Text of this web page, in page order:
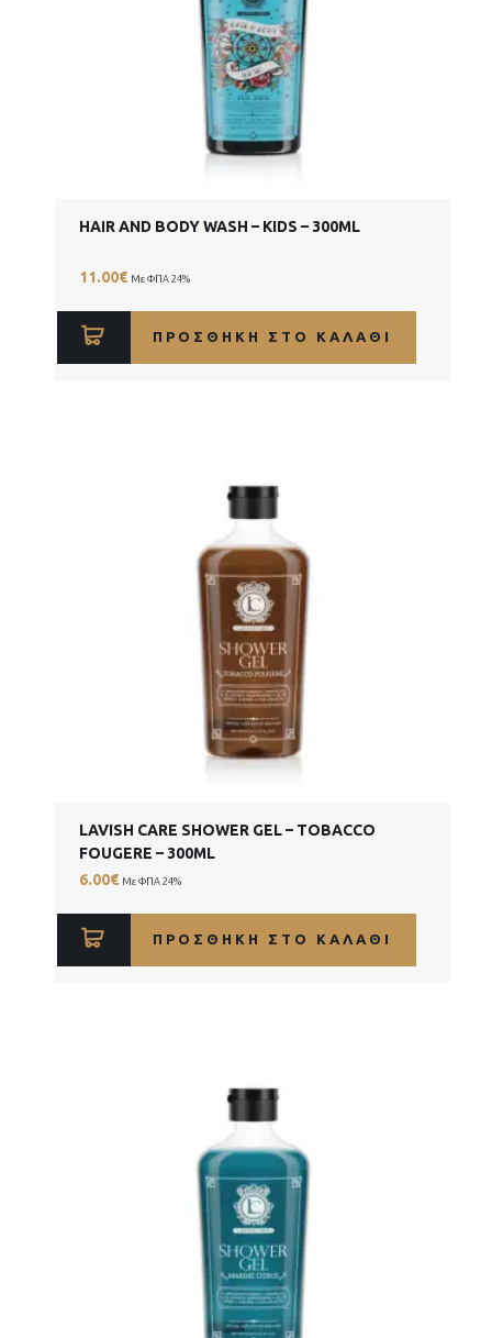
HAIR AND BODY WASH – KIDS – 300ML
11.00€ Με ΦΠΑ 24%
ΠΡΟΣΘΉΚΗ ΣΤΟ ΚΑΛΆΘΙ
LAVISH CARE SHOWER GEL – TOBACCO
FOUGERE – 300ML
6.00€ Με ΦΠΑ 24%
ΠΡΟΣΘΉΚΗ ΣΤΟ ΚΑΛΆΘΙ